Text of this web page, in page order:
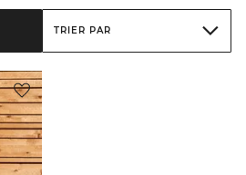
TRIER PAR